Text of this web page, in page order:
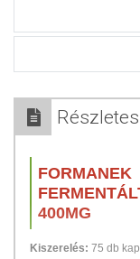
400MG
Kiszerelés: 75 db